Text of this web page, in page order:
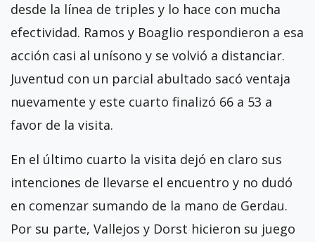
desde la línea de triples y lo hace con mucha
efectividad. Ramos y Boaglio respondieron a esa
acción casi al unísono y se volvió a distanciar.
Juventud con un parcial abultado sacó ventaja
nuevamente y este cuarto finalizó 66 a 53 a
favor de la visita.
En el último cuarto la visita dejó en claro sus
intenciones de llevarse el encuentro y no dudó
en comenzar sumando de la mano de Gerdau.
Por su parte, Vallejos y Dorst hicieron su juego